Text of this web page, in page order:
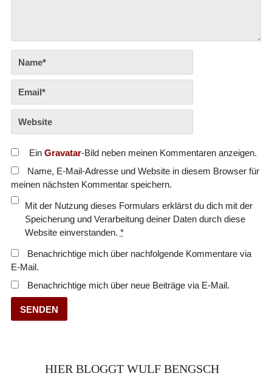
Ein Gravatar-Bild neben meinen Kommentaren anzeigen.
Name, E-Mail-Adresse und Website in diesem Browser für
meinen nächsten Kommentar speichern.
Mit der Nutzung dieses Formulars erklärst du dich mit der
Speicherung und Verarbeitung deiner Daten durch diese
Website einverstanden. *
Benachrichtige mich über nachfolgende Kommentare via
E-Mail.
Benachrichtige mich über neue Beiträge via E-Mail.
HIER BLOGGT WULF BENGSCH